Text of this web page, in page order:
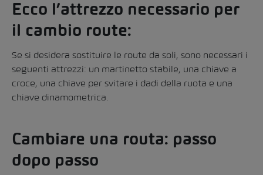
Ecco l’attrezzo necessario per
il cambio route:
Se si desidera sostituire le route da soli, sono necessari i
seguenti attrezzi: un martinetto stabile, una chiave a
croce, una chiave per svitare i dadi della ruota e una
chiave dinamometrica.
Cambiare una routa: passo
dopo passo